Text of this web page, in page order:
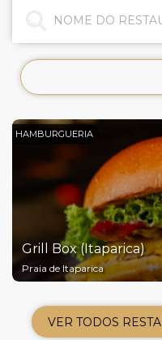
HAMBURGUERIA
Grill Box (Itaparica)
Praia de Itaparica
VER TODOS